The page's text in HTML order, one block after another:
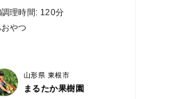
調理時間: 120分
おやつ
山形県 東根市
まるたか果樹園